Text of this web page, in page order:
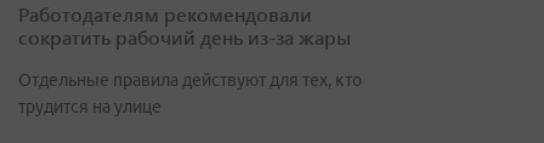
Работодателям рекомендовали
сократить рабочий день из-за жары
Отдельные правила действуют для тех, кто
трудится на улице